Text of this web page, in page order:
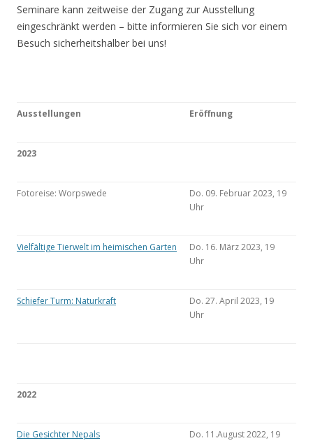
Seminare kann zeitweise der Zugang zur Ausstellung
eingeschränkt werden – bitte informieren Sie sich vor einem
Besuch sicherheitshalber bei uns!
Ausstellungen Eröffnung
2023
Fotoreise: Worpswede
Do. 09. Februar 2023, 19
Uhr
Vielfältige Tierwelt im heimischen Garten
Do. 16. März 2023, 19
Uhr
Schiefer Turm: Naturkraft
Do. 27. April 2023, 19
Uhr
2022
Die Gesichter Nepals
Do. 11.August 2022, 19